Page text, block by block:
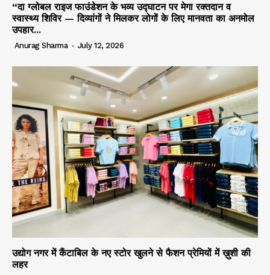
“दा ग्लोबल राइज फाउंडेशन के भव्य उद्घाटन पर मेगा रक्तदान व
स्वास्थ्य शिविर — दिव्यांगों ने मिलकर लोगों के लिए मानवता का अनमोल
उपहार...
Anurag Sharma - July 12, 2026
उद्योग नगर में कैंटाबिल के नए स्टोर खुलने से फैशन प्रेमियों में ख़ुशी की
लहर